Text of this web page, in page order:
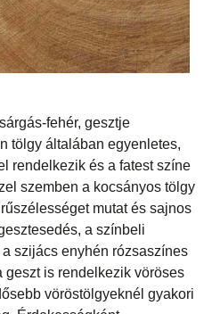
fehér, gesztje
tölgy általában egyenletes,
rendelkezik és a fatest színe
szemben a kocsányos tölgy
mutat és sajnos
a színbeli
szijács enyhén rózsaszínes
geszt is rendelkezik vöröses
vöröstölgyeknél gyakori